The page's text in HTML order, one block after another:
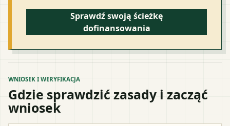
Sprawdź swoją ścieżkę
dofinansowania
WNIOSEK I WERYFIKACJA
Gdzie sprawdzić zasady i zacząć
wniosek